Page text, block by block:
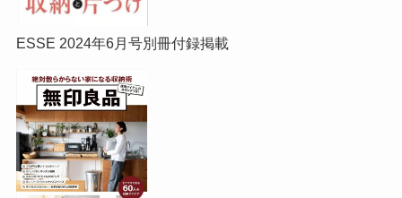
ESSE 2024年6月号別冊付録掲載